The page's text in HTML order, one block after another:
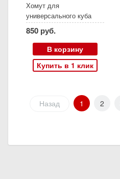
Хомут для
универсального куба
серии D250
850 руб.
В корзину
Купить в 1 клик
Назад 1 2